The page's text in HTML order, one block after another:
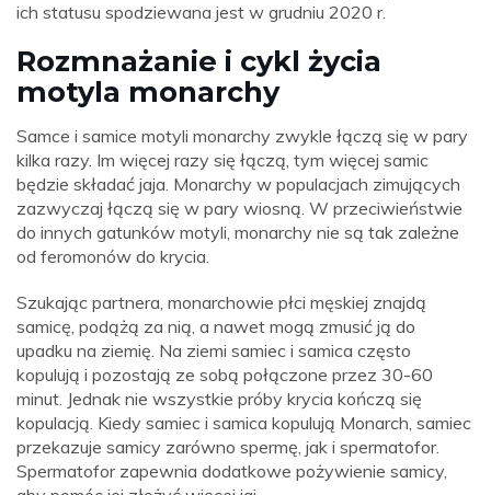
ich statusu spodziewana jest w grudniu 2020 r.
Rozmnażanie i cykl życia
motyla monarchy
Samce i samice motyli monarchy zwykle łączą się w pary
kilka razy. Im więcej razy się łączą, tym więcej samic
będzie składać jaja. Monarchy w populacjach zimujących
zazwyczaj łączą się w pary wiosną. W przeciwieństwie
do innych gatunków motyli, monarchy nie są tak zależne
od feromonów do krycia.
Szukając partnera, monarchowie płci męskiej znajdą
samicę, podążą za nią, a nawet mogą zmusić ją do
upadku na ziemię. Na ziemi samiec i samica często
kopulują i pozostają ze sobą połączone przez 30-60
minut. Jednak nie wszystkie próby krycia kończą się
kopulacją. Kiedy samiec i samica kopulują Monarch, samiec
przekazuje samicy zarówno spermę, jak i spermatofor.
Spermatofor zapewnia dodatkowe pożywienie samicy,